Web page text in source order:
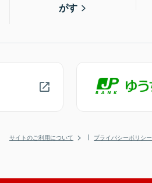
がす
サイトのご利用について プライバシーポリシー